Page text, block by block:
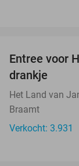
Entree voor
drankje
Het Land van
Braamt
Verkocht: 3.931